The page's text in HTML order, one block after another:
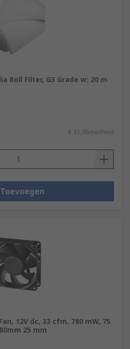
Roll Filter, G3 Grade w: 20 m
€ 81,96/eenheid
Toevoegen
12V dc, 33 cfm, 780 mW, 75
25 mm